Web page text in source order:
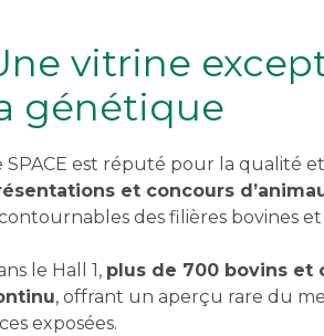
vitrine
génétique
SPACE est réputé pour la qualité
et concours
des filières bovines et
le Hall 1, plus de 700 bovins et
, offrant un aperçu rare du
exposées.